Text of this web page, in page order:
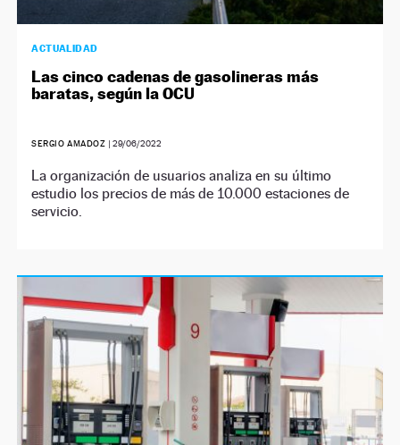
ACTUALIDAD
Las cinco cadenas de gasolineras más
baratas, según la OCU
SERGIO AMADOZ | 29/06/2022
La organización de usuarios analiza en su último
estudio los precios de más de 10.000 estaciones de
servicio.